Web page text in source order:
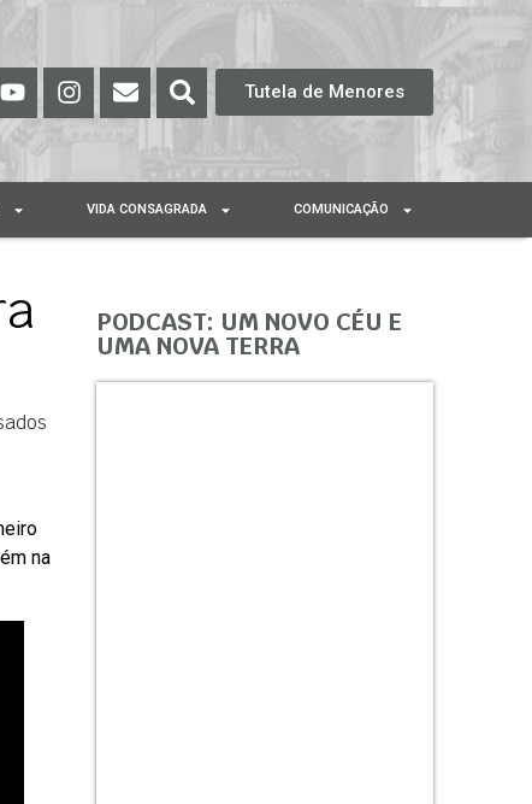
Tutela de Menores
VIDA CONSAGRADA COMUNICAÇÃO
na
PODCAST: UM NOVO CÉU E
UMA NOVA TERRA